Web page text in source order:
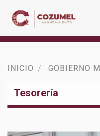
INICIO GOBIERNO
Tesorería